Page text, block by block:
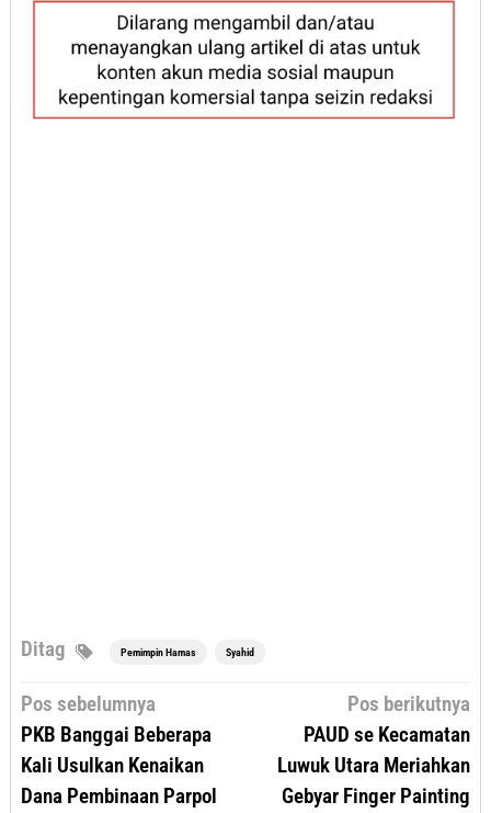
Ditag Pemimpin Hamas Syahid
Navigasi
Pos sebelumnya
PKB Banggai Beberapa
Kali Usulkan Kenaikan
Dana Pembinaan Parpol
Pos berikutnya
PAUD se Kecamatan
Luwuk Utara Meriahkan
Gebyar Finger Painting